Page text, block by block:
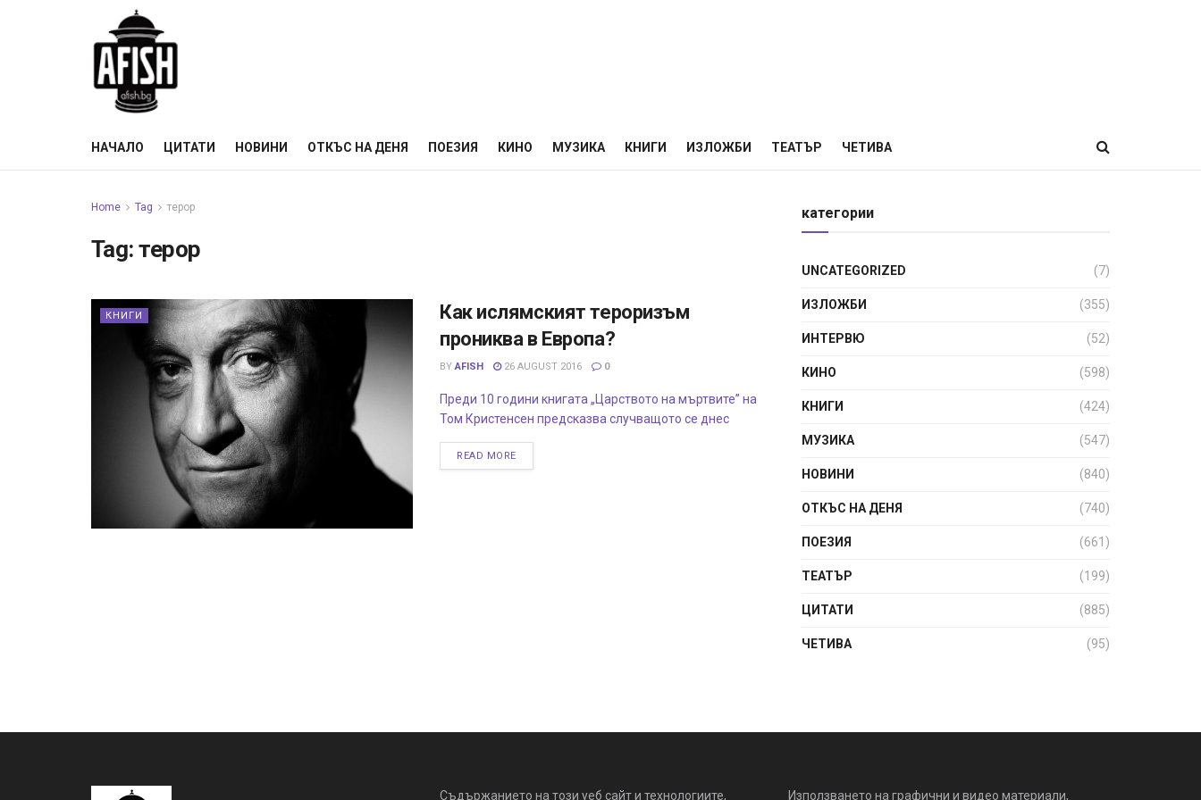
НАЧАЛО ЦИТАТИ НОВИНИ ОТКЪС НА ДЕНЯ ПОЕЗИЯ КИНО МУЗИКА КНИГИ ИЗЛОЖБИ ТЕАТЪР ЧЕТИВА
Home Tag терор
Tag:терор
КНИГИ
Как ислямският тероризъм
прониква в Европа?
BY AFISH 26 AUGUST 2016 0
Преди 10 години книгата „Царството на мъртвите” на
Том Кристенсен предсказва случващото се днес
READ MORE
категории
UNCATEGORIZED (7)
ИЗЛОЖБИ (355)
ИНТЕРВЮ (52)
КИНО (598)
КНИГИ (424)
МУЗИКА (547)
НОВИНИ (840)
ОТКЪС НА ДЕНЯ (740)
ПОЕЗИЯ (661)
ТЕАТЪР (199)
ЦИТАТИ (885)
ЧЕТИВА (95)
Съдържанието на този уеб сайт и технологиите, Използването на графични и видео материали,